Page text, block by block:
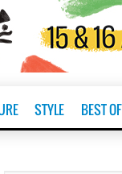
STYLE BEST OF